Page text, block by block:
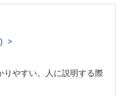
（久保健太郎）
りやすい。人に説明する際